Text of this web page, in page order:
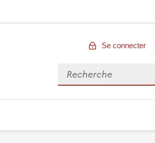
Se connecter
Rechercher des données